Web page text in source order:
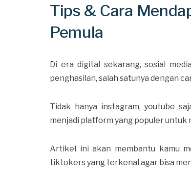
Tips & Cara
Pemula
Di era digital sekarang, sosial
penghasilan, salah satunya dengan
Tidak hanya instagram, youtube
menjadi platform yang populer
Artikel ini akan membantu kamu
tiktokers yang terkenal agar bisa